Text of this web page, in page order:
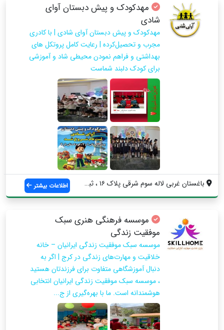
مهدکودک و پیش دبستان آوای
شادی
مهدکودک و پیش دبستان آوای شادی | با کادری
مجرب و تحصیل‌کرده | رعایت کامل پروتکل های
بهداشتی و فراهم نمودن محیطی شاد و آموزشی
برای کودک دلبند شماست
باغستان غربی لاله سوم شرقی پلاک ۱۶ ، ثبت... اطلاعات بیشتر
موسسه فرهنگی هنری سبک
موفقیت زندگی
موسسه سبک موفقیت زندگی ایرانیان – خانه
خلاقیت و مهارت‌های زندگی در کرج | اگر به
دنبال آموزشگاهی متفاوت برای فرزندتان هستید
، موسسه سبک موفقیت زندگی ایرانیان انتخابی
هوشمندانه است. ما با بهره‌گیری از ج...